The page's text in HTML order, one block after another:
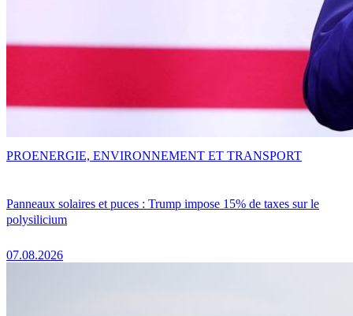
Panneaux solaires et puces : Trump impose 15% de taxes sur le
polysilicium
07.08.2026
PROENERGIE, ENVIRONNEMENT ET TRANSPORT